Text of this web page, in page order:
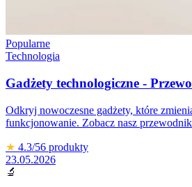
Popularne
Technologia
Gadżety technologiczne -
Odkryj nowoczesne gadżety, które
funkcjonowanie. Zobacz nasz
★ 4.3/56 produkty
23.05.2026
🔬